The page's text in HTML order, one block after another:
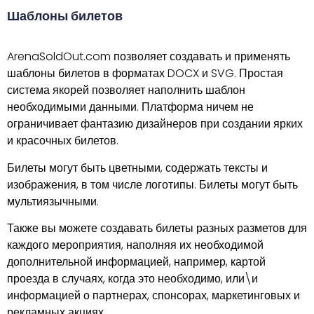
Шаблоны билетов
ArenaSoldOut.com позволяет создавать и применять
шаблоны билетов в форматах DOCX и SVG. Простая
система якорей позволяет наполнить шаблон
необходимыми данными. Платформа ничем не
ограничивает фантазию дизайнеров при создании ярких
и красочных билетов.
Билеты могут быть цветными, содержать тексты и
изображения, в том числе логотипы. Билеты могут быть
мультиязычными.
Также вы можете создавать билеты разных разметов для
каждого мероприятия, наполняя их необходимой
дополнительной информацией, например, картой
проезда в случаях, когда это необходимо, или\и
информацией о партнерах, спонсорах, маркетинговых и